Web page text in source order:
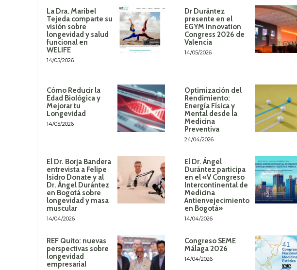
La Dra. Maribel
Tejeda comparte su
visión sobre
longevidad y salud
funcional en
WELIFE
14/05/2026
Dr Durántez
presente en el
EGYM Innovation
Congress 2026 de
Valencia
14/05/2026
Cómo Reducir la
Edad Biológica y
Mejorar tu
Longevidad
14/05/2026
Optimización del
Rendimiento:
Energía Física y
Mental desde la
Medicina
Preventiva
24/04/2026
El Dr. Borja Bandera
entrevista a Felipe
Isidro Donate y al
Dr. Ángel Durántez
en Bogotá sobre
longevidad y masa
muscular
14/04/2026
El Dr. Ángel
Durántez participa
en el «V Congreso
Intercontinental de
Medicina
Antienvejecimiento
en Bogotá»
14/04/2026
REF Quito: nuevas
perspectivas sobre
longevidad
empresarial
Congreso SEME
Málaga 2026
14/04/2026